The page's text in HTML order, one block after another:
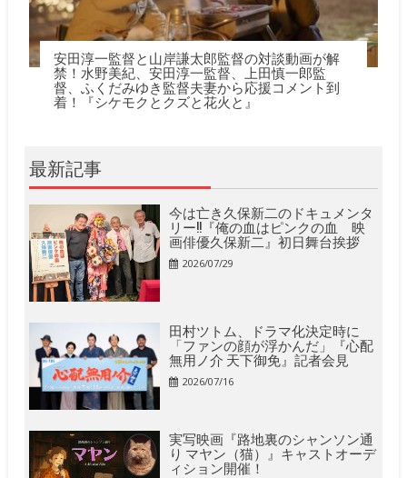
安田淳一監督と山岸謙太郎監督の対談動画が解
禁！水野美紀、安田淳一監督、上田慎一郎監
督、ふくだみゆき監督夫妻から応援コメント到
着！『シケモクとクズと花火と』
最新記事
今は亡き久保新二のドキュメンタ
リー!!『俺の血はピンクの血 映
画俳優久保新二』初日舞台挨拶
2026/07/29
田村ツトム、ドラマ化決定時に
「ファンの顔が浮かんだ」『心配
無用ノ介 天下御免』記者会見
2026/07/16
実写映画『路地裏のシャンソン通
り マヤン（猫）』キャストオーデ
ィション開催！